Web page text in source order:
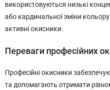
використовуються низькі
або кардинальної зміни
активні окисники.
Переваги професійних
Професійні окисники
та допомагають отримати